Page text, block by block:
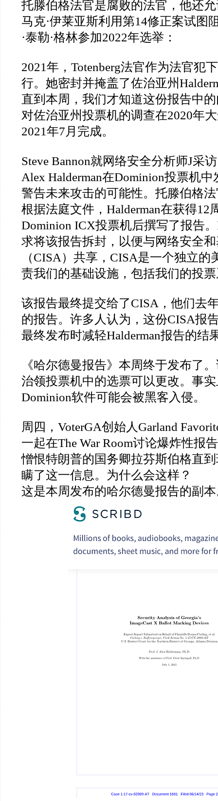
托滕伯格法官是腐败的法官，他还
马克·伊莱亚斯利用第14修正案试图
·泰勒·格林参加2022年选举：
2021年， Totenberg法官作为法官犯
行。她密封并掩盖了佐治亚州
直到本周，我们才知道这份报告中
对佐治亚州投票机的调查在2020年
2021年7 月完成。
Steve Bannon就网络安全分析师J采
Alex Halderman在Dominion投票机中
警告未来攻击的可能性。托滕伯格
根据法庭文件， Halderman在获得12
Dominion ICX投票机后撰写了报告。
求将该报告拆封，以便与网络安全
（CISA ）共享， CISA是一个独立的
责我们的基础设施，包括我们的投
该报告最终提交给了CISA ，他们去
的报告。许多人认为，这份CISA报
最终发布时减轻Halderman报告的结
《哈尔德曼报告》本周终于发布了
治领投票机中的选票可以更改。事
Dominion软件可能会被黑客入侵。
周四， VoterGA创始人 Garland
一起在The War Room讨论爆炸性报
憎恨特朗普的国务卿拉芬斯伯格直
瞒了这一信息。为什么会这样？
这是本周发布的哈尔德曼报告的副